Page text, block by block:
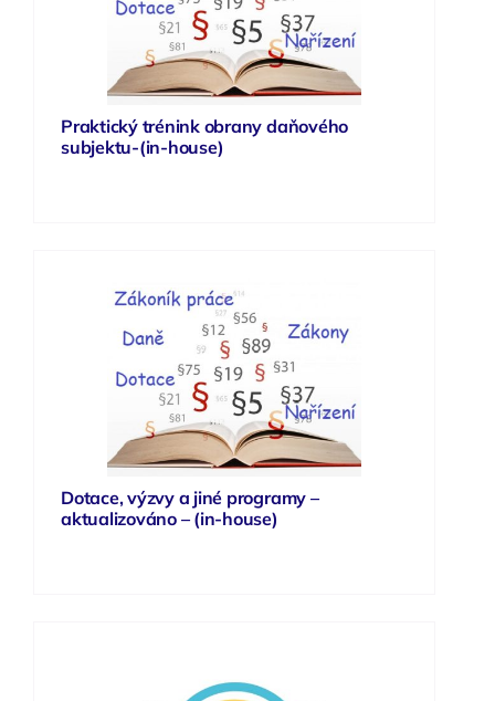
Praktický trénink obrany daňového
subjektu-(in-house)
Dotace, výzvy a jiné programy –
aktualizováno – (in-house)